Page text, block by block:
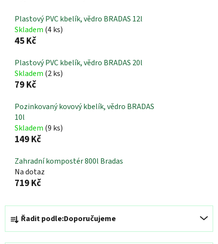
Plastový PVC kbelík, vědro BRADAS 12l
Skladem (4 ks)
45 Kč
Plastový PVC kbelík, vědro BRADAS 20l
Skladem (2 ks)
79 Kč
Pozinkovaný kovový kbelík, vědro BRADAS
10l
Skladem (9 ks)
149 Kč
Zahradní kompostér 800l Bradas
Na dotaz
719 Kč
Ř
a
z
Řadit podle:Doporučujeme